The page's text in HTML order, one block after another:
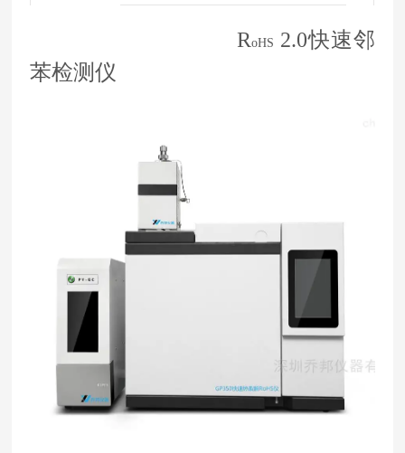
RoHS 2.0快速邻
苯检测仪